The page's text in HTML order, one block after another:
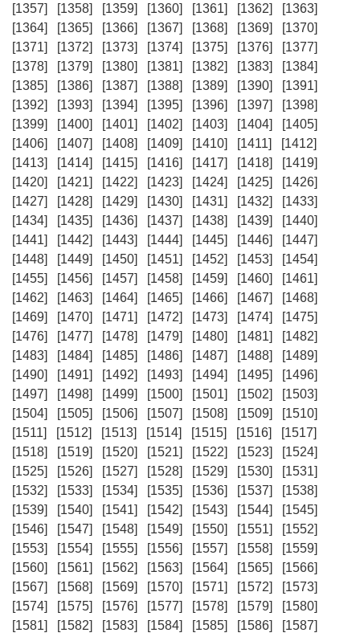
[1357]
[1358] [1359] [1360] [1361] [1362]
[1363]
[1364]
[1365] [1366] [1367] [1368] [1369]
[1370]
[1371]
[1372] [1373] [1374] [1375] [1376]
[1377]
[1378]
[1379] [1380] [1381] [1382] [1383]
[1384]
[1385]
[1386] [1387] [1388] [1389] [1390]
[1391]
[1392]
[1393] [1394] [1395] [1396] [1397]
[1398]
[1399]
[1400] [1401] [1402] [1403] [1404]
[1405]
[1406]
[1407] [1408] [1409] [1410] [1411]
[1412]
[1413]
[1414] [1415] [1416] [1417] [1418]
[1419]
[1420]
[1421] [1422] [1423] [1424] [1425]
[1426]
[1427]
[1428] [1429] [1430] [1431] [1432]
[1433]
[1434]
[1435] [1436] [1437] [1438] [1439]
[1440]
[1441]
[1442] [1443] [1444] [1445] [1446]
[1447]
[1448]
[1449] [1450] [1451] [1452] [1453]
[1454]
[1455]
[1456] [1457] [1458] [1459] [1460]
[1461]
[1462]
[1463] [1464] [1465] [1466] [1467]
[1468]
[1469]
[1470] [1471] [1472] [1473] [1474]
[1475]
[1476]
[1477] [1478] [1479] [1480] [1481]
[1482]
[1483]
[1484] [1485] [1486] [1487] [1488]
[1489]
[1490]
[1491] [1492] [1493] [1494] [1495]
[1496]
[1497]
[1498] [1499] [1500] [1501] [1502]
[1503]
[1504]
[1505] [1506] [1507] [1508] [1509]
[1510]
[1511]
[1512] [1513] [1514] [1515] [1516]
[1517]
[1518]
[1519] [1520] [1521] [1522] [1523]
[1524]
[1525]
[1526] [1527] [1528] [1529] [1530]
[1531]
[1532]
[1533] [1534] [1535] [1536] [1537]
[1538]
[1539]
[1540] [1541] [1542] [1543] [1544]
[1545]
[1546]
[1547] [1548] [1549] [1550] [1551]
[1552]
[1553]
[1554] [1555] [1556] [1557] [1558]
[1559]
[1560]
[1561] [1562] [1563] [1564] [1565]
[1566]
[1567]
[1568] [1569] [1570] [1571] [1572]
[1573]
[1574]
[1575] [1576] [1577] [1578] [1579]
[1580]
[1581]
[1582] [1583] [1584] [1585] [1586]
[1587]